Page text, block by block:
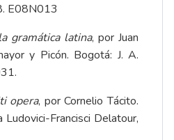
E08N013
gramática latina, por Juan
y Picón. Bogotá: J. A.
opera, por Cornelio Tácito.
Ludovici-Francisci Delatour,